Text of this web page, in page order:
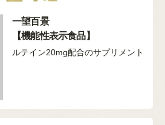
一望百景
【機能性表示食品】
ルテイン20mg配合のサプリメント